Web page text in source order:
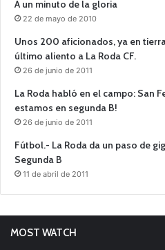
A un minuto de la gloria
22 de mayo de 2010
Unos 200 aficionados, ya en
último aliento a La Roda CF.
26 de junio de 2011
La Roda habló en el campo: San
estamos en segunda B!
26 de junio de 2011
Fútbol.- La Roda da un paso de
Segunda B
11 de abril de 2011
MOST WATCH